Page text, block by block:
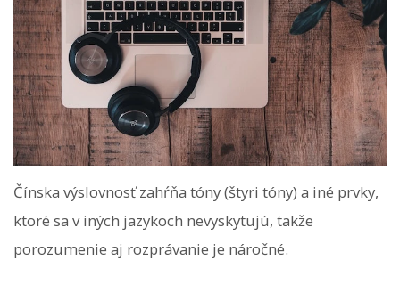
Čínska výslovnosť zahŕňa tóny (štyri tóny) a iné prvky,
ktoré sa v iných jazykoch nevyskytujú, takže
porozumenie aj rozprávanie je náročné.